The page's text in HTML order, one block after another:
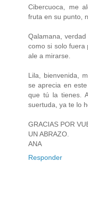
Cibercuoca, me
fruta en su punto,
Qalamana,
como si solo fuera
ale a mirarse.
Lila, bienvenida,
se aprecia en
que tú la tienes.
suertuda, ya te lo
GRACIAS POR
UN ABRAZO.
ANA
Responder